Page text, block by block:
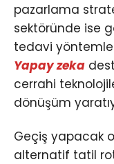
pazarlama
sektöründe ise
tedavi
Yapay zeka
cerrahi
dönüşüm
Geçiş yapacak
alternatif tatil